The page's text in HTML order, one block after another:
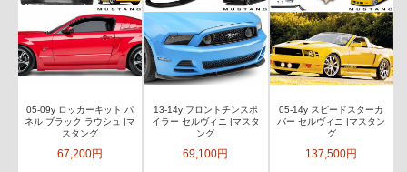
05-09y ロッカーキット パ
ネル ブラック ラウシュ |マ
スタング
67,200円
13-14y フロントチンスポ
イラー セルヴィニ |マスタ
ング
69,100円
05-14y スピードスターカ
バー セルヴィニ |マスタン
グ
137,500円